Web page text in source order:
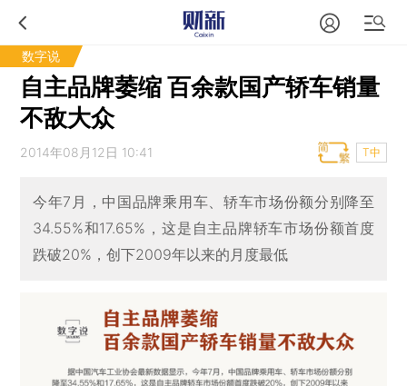
数字说
自主品牌萎缩 百余款国产轿车销量
不敌大众
2014年08月12日 10:41 T中
今年7月，中国品牌乘用车、轿车市场份额分别降至
34.55%和17.65%，这是自主品牌轿车市场份额首度
跌破20%，创下2009年以来的月度最低